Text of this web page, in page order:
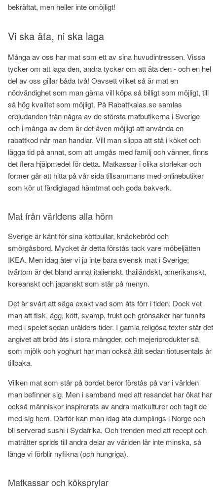
bekräftat, men heller inte omöjligt!
Vi ska äta, ni ska laga
Många av oss har mat som ett av sina huvudintressen. Vissa
tycker om att laga den, andra tycker om att äta den - och en hel
del av oss gillar båda två! Oavsett vilket så är mat en
nödvändighet som man gärna vill köpa så billigt som möjligt, till
så hög kvalitet som möjligt. På Rabattkalas.se samlas
erbjudanden från några av de största matbutikerna i Sverige
och i många av dem är det även möjligt att använda en
rabattkod när man handlar. Vill man slippa att stå i köket och
lägga tid på annat, som att umgås med familj och vänner, finns
det flera hjälpmedel för detta. Matkassar i olika storlekar och
former går att hitta på vår sida tillsammans med onlinebutiker
som kör ut färdiglagad hämtmat och goda bakverk.
Mat från världens alla hörn
Sverige är känt för sina köttbullar, knäckebröd och
smörgåsbord. Mycket är detta förstås tack vare möbeljätten
IKEA. Men idag äter vi ju inte bara svensk mat i Sverige;
tvärtom är det bland annat italienskt, thailändskt, amerikanskt,
koreanskt och japanskt som står på menyn.
Det är svårt att säga exakt vad som åts förr i tiden. Dock vet
man att fisk, ägg, kött, svamp, frukt och grönsaker har funnits
med i spelet sedan urålders tider. I gamla religösa texter står det
angivet att bröd åts i stora mängder, och mejeriprodukter så
som mjölk och yoghurt har man också ätit sedan tiotusentals år
tillbaka.
Vilken mat som står på bordet beror förstås på var i världen
man befinner sig. Men i samband med att resandet har ökat har
också människor inspirerats av andra matkulturer och tagit de
med sig hem. Därför kan man idag äta dumplings i Norge och
bli serverad sushi i Sydafrika. Och trenden med att recept och
maträtter sprids till andra delar av världen lär inte minska, så
länge vi förblir nyfikna (och hungriga).
Matkassar och köksprylar